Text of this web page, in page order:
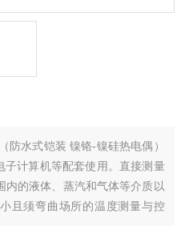
防水式铠装 镍铬-镍硅热电偶）
计算机等配套使用。直接测量
的液体、蒸汽和气体等介质以
且须弯曲场所的温度测量与控